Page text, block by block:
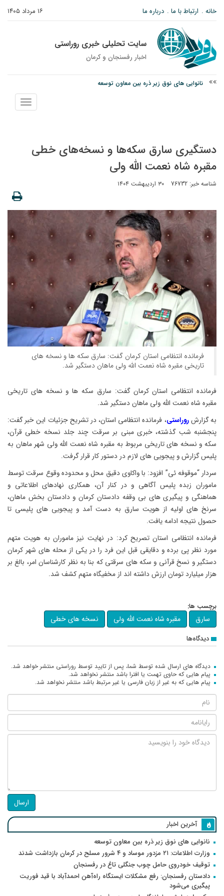
۱۶ مرداد ۱۴۰۵ خانه ارتباط با ما درباره ما
سایت تحلیلی خبری روراستی
اخبار رفسنجان و كرمان
نانوایی های نوق زیر ذره بین معاون توسعه
نمایش
منو
دستگیری سارق سکه‌ها و نسخه‌های خطی
مقبره شاه نعمت الله ولی
شناسه خبر: 76732 ۳۰ اردیبهشت ۱۴۰۴
فرمانده انتظامی استان کرمان گفت: سارق سکه ها و نسخه های
تاریخی مقبره شاه نعمت الله ولی ماهان دستگیر شد‌.
فرمانده انتظامی استان کرمان گفت: سارق سکه ها و نسخه های تاریخی
مقبره شاه نعمت الله ولی ماهان دستگیر شد‌.
به گزارشروراستی، فرمانده انتظامی استان، در تشریح جزئیات این خبر گفت:
پنجشنبه شب گذشته، خبری مبنی بر سرقت چند جلد نسخه خطی قرآن،
سکه و نسخه های تاریخی مربوط به مقبره شاه نعمت الله ولی شهر ماهان به
پلیس گزارش و پیجویی های لازم در دستور کار قرار گرفت.
سردار “موقوفه ئی” افزود: با واکاوی دقیق محل و محدوده وقوع سرقت توسط
ماموران زبده پلیس آگاهی و در کنار آن، همکاری نهادهای اطلاعاتی و
هماهنگی و پیگیری های بی وقفه دادستان کرمان و دادستان بخش ماهان،
سرنخ های اولیه از هویت سارق به دست آمد و پیجویی های پلیسی تا
حصول نتیجه ادامه یافت.
فرمانده انتظامی استان تصریح کرد: در نهایت نیز ماموران به هویت متهم
مورد نظر پی برده و دقایقی قبل این فرد را در یکی از محله های شهر کرمان
دستگیر و نسخ قرآنی و سکه های سرقتی که بنا به نظر کارشناسان امر، بالغ بر
هزار میلیارد تومان ارزش داشته اند از مخفیگاه متهم کشف شد.
برچسب ها:
سارق مقبره شاه نعمت الله ولی نسخه های خطی
دیدگاه‌ها
دیدگاه های ارسال شده توسط شما، پس از تایید توسط روراستی منتشر خواهد شد.
پیام هایی که حاوی تهمت یا افترا باشد منتشر نخواهد شد.
پیام هایی که به غیر از زبان فارسی یا غیر مرتبط باشد منتشر نخواهد شد.
ارسال
آخرین اخبار
نانوایی های نوق زیر ذره بین معاون توسعه
وزارت اطلاعات: ۲۱ مزدور موساد و ۴ شرور مسلح در کرمان بازداشت شدند
توقیف خودروی حامل چوب جنگلی تاغ در رفسنجان
دادستان رفسنجان: رفع مشکلات ایستگاه راه‌آهن احمدآباد با قید فوریت
پیگیری می‌شود